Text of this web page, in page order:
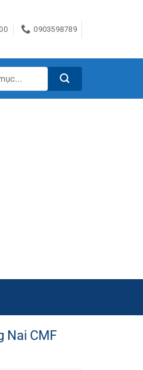
0903598789
Nai CMF